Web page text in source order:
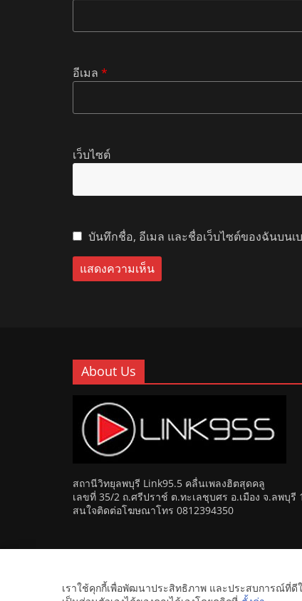
อีเมล *
เว็บไซต์
บันทึกชื่อ, อีเมล และชื่อเว็บไซต์ของฉันบนเ
About Us
สถานีวิทยุลพบุรี Link95.5 คลื่นเพลงฮิตสุดคลู
เลขที่ 35/2 ถ.ศรีปราช์ ต.ทะเลชุบศร อ.เมือง จ.ลพบุรี
สนใจติดต่อโฆษณาโทร 0812394350
เราใช้คุกกี้เพื่อพัฒนาประสิทธิภาพ และประสบการณ์ที่